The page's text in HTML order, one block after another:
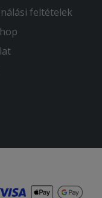
feltételek